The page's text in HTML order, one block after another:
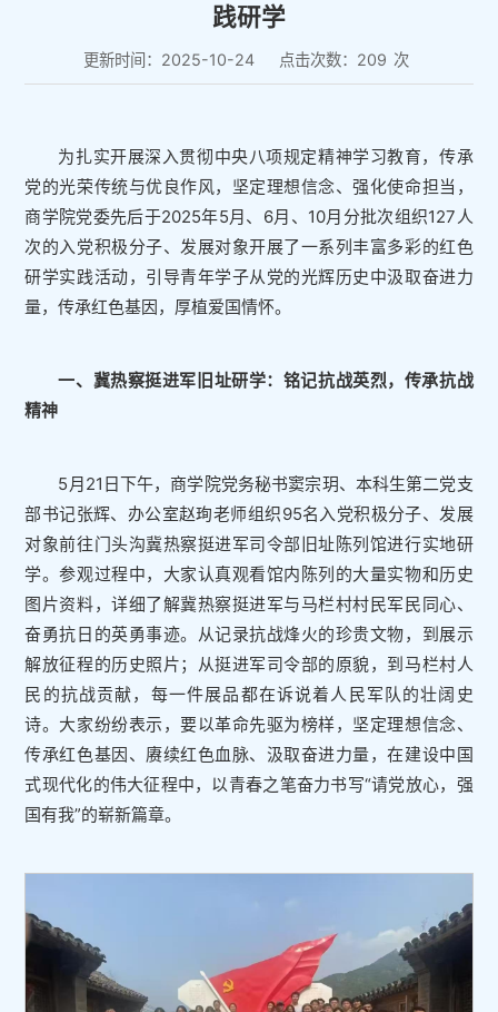
践研学
更新时间：2025-10-24 点击次数： 209 次
为扎实开展深入贯彻中央八项规定精神学习教育，传承
党的光荣传统与优良作风，坚定理想信念、强化使命担当，
商学院党委先后于2025年5月、6月、10月分批次组织127人
次的入党积极分子、发展对象开展了一系列丰富多彩的红色
研学实践活动，引导青年学子从党的光辉历史中汲取奋进力
量，传承红色基因，厚植爱国情怀。
一、冀热察挺进军旧址研学：铭记抗战英烈，传承抗战
精神
5月21日下午，商学院党务秘书窦宗玥、本科生第二党支
部书记张辉、办公室赵珣老师组织95名入党积极分子、发展
对象前往门头沟冀热察挺进军司令部旧址陈列馆进行实地研
学。参观过程中，大家认真观看馆内陈列的大量实物和历史
图片资料，详细了解冀热察挺进军与马栏村村民军民同心、
奋勇抗日的英勇事迹。从记录抗战烽火的珍贵文物，到展示
解放征程的历史照片；从挺进军司令部的原貌，到马栏村人
民的抗战贡献，每一件展品都在诉说着人民军队的壮阔史
诗。大家纷纷表示，要以革命先驱为榜样，坚定理想信念、
传承红色基因、赓续红色血脉、汲取奋进力量，在建设中国
式现代化的伟大征程中，以青春之笔奋力书写“请党放心，强
国有我”的崭新篇章。